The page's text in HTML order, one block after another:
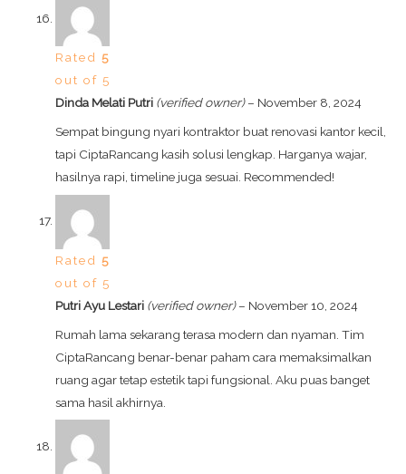
Rated5
out of 5
Dinda Melati Putri (verified owner) – November 8, 2024
Sempat bingung nyari kontraktor buat renovasi kantor kecil,
tapi CiptaRancang kasih solusi lengkap. Harganya wajar,
hasilnya rapi, timeline juga sesuai. Recommended!
Rated5
out of 5
Putri Ayu Lestari (verified owner) – November 10, 2024
Rumah lama sekarang terasa modern dan nyaman. Tim
CiptaRancang benar-benar paham cara memaksimalkan
ruang agar tetap estetik tapi fungsional. Aku puas banget
sama hasil akhirnya.